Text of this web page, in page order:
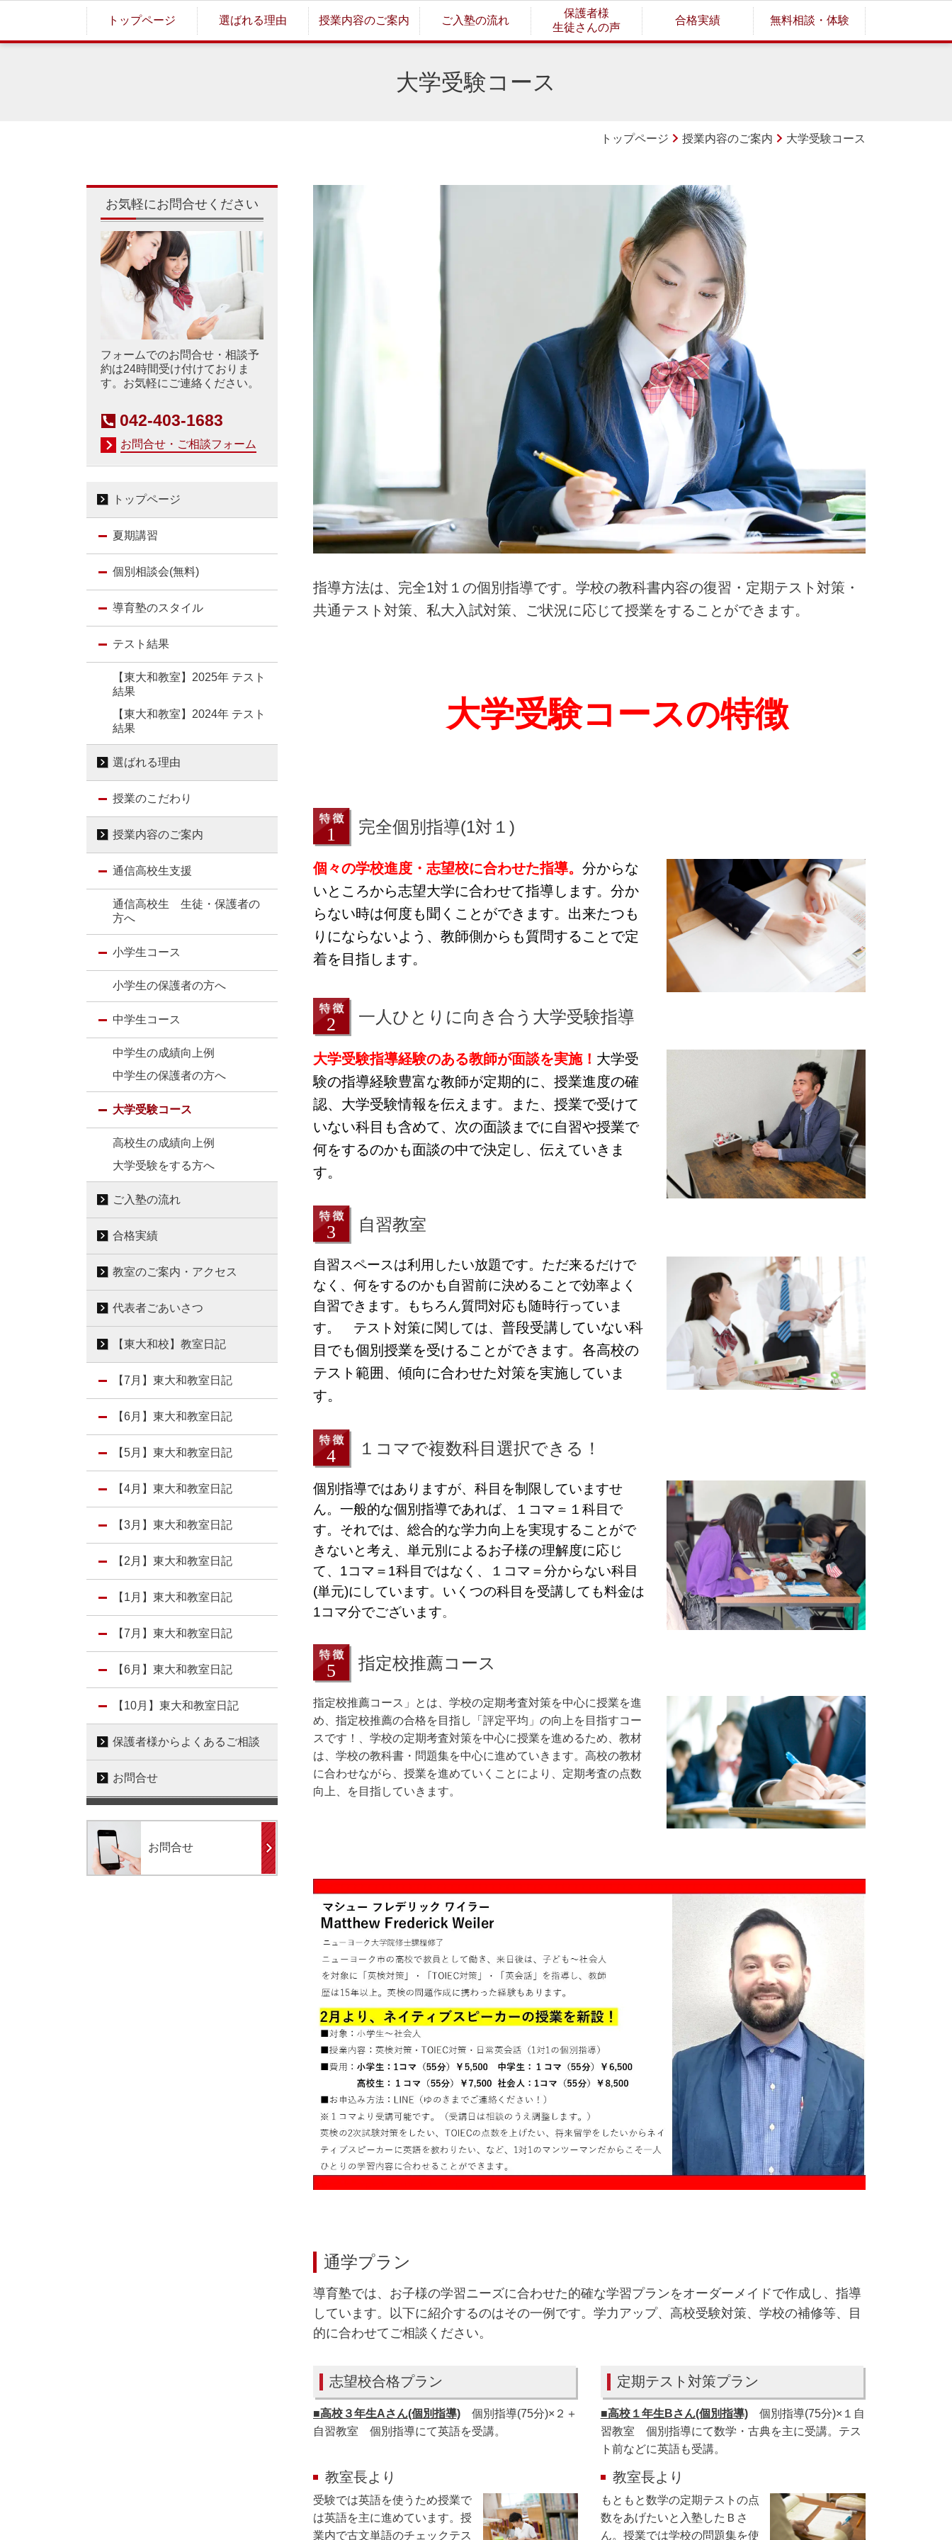
トップページ 選ばれる理由 授業内容のご案内 ご入塾の流れ
保護者様
生徒さんの声
合格実績 無料相談・体験
大学受験コース
トップページ 授業内容のご案内 大学受験コース
指導方法は、完全1対１の個別指導です。学校の教科書内容の復習・定期テスト対策・
共通テスト対策、私大入試対策、ご状況に応じて授業をすることができます。
大学受験コースの特徴
完全個別指導(1対１)
個々の学校進度・志望校に合わせた指導。 分からな
いところから志望大学に合わせて指導します。分か
らない時は何度も聞くことができます。出来たつも
りにならないよう、教師側からも質問することで定
着を目指します。
一人ひとりに向き合う大学受験指導
大学受験指導経験のある教師が面談を実施！ 大学受
験の指導経験豊富な教師が定期的に、授業進度の確
認、大学受験情報を伝えます。また、授業で受けて
いない科目も含めて、次の面談までに自習や授業で
何をするのかも面談の中で決定し、伝えていきま
す。
自習教室
自習スペースは利用したい放題です。 ただ来るだけで
なく、何をするのかも自習前に決めることで効率よく
自習できます。もちろん質問対応も随時行っていま
す。 テスト対策に関しては、 普段受講していない科
目でも個別授業を受けることができます。各高校の
テスト範囲、傾向に合わせた対策を実施していま
す。
１コマで複数科目選択できる！
個別指導ではありますが、科目を制限していますせ
ん。一般的な個別指導であれば、１コマ＝１科目で
す。それでは、総合的な学力向上を実現することがで
きないと考え、単元別によるお子様の理解度に応じ
て、1コマ＝1科目ではなく、１コマ＝分からない科目
(単元)にしています。いくつの科目を受講しても料金は
1コマ分でございます。
指定校推薦コース
指定校推薦コース」とは、学校の定期考査対策を中心に授業を進
め、指定校推薦の合格を目指し「評定平均」の向上を目指すコー
スです！、学校の定期考査対策を中心に授業を進めるため、教材
は、学校の教科書・問題集を中心に進めていきます。高校の教材
に合わせながら、授業を進めていくことにより、定期考査の点数
向上、を目指していきます。
通学プラン
導育塾では、お子様の学習ニーズに合わせた的確な学習プランをオーダーメイドで作成し、指導
しています。以下に紹介するのはその一例です。学力アップ、高校受験対策、学校の補修等、目
的に合わせてご相談ください。
志望校合格プラン
■高校３年生Aさん(個別指導)
個別指導(75分)×２＋
自習教室 個別指導にて英語を受講。
定期テスト対策プラン
■高校１年生Bさん(個別指導)個別指導(75分)×１自
習教室 個別指導にて数学・古典を主に受講。テス
ト前などに英語も受講。
教室長より
受験では英語を使うため授業で
は英語を主に進めています。授
業内で古文単語のチェックテス
教室長より
もともと数学の定期テストの点
数をあげたいと入塾したＢさ
ん。授業では学校の問題集を使
お気軽にお問合せください
フォームでのお問合せ・相談予
約は24時間受け付けておりま
す。お気軽にご連絡ください。
042-403-1683
お問合せ・ご相談フォーム
トップページ
夏期講習
個別相談会(無料)
導育塾のスタイル
テスト結果
【東大和教室】2025年 テスト
結果
【東大和教室】2024年 テスト
結果
選ばれる理由
授業のこだわり
授業内容のご案内
通信高校生支援
通信高校生 生徒・保護者の
方へ
小学生コース
小学生の保護者の方へ
中学生コース
中学生の成績向上例
中学生の保護者の方へ
大学受験コース
高校生の成績向上例
大学受験をする方へ
ご入塾の流れ
合格実績
教室のご案内・アクセス
代表者ごあいさつ
【東大和校】教室日記
【7月】東大和教室日記
【6月】東大和教室日記
【5月】東大和教室日記
【4月】東大和教室日記
【3月】東大和教室日記
【2月】東大和教室日記
【1月】東大和教室日記
【7月】東大和教室日記
【6月】東大和教室日記
【10月】東大和教室日記
保護者様からよくあるご相談
お問合せ
お問合せ